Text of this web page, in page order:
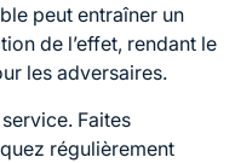
peut entraîner un
de l’effet, rendant le
les adversaires.
Faites
régulièrement